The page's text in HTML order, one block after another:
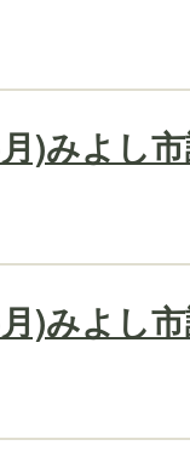
)みよし
)みよし